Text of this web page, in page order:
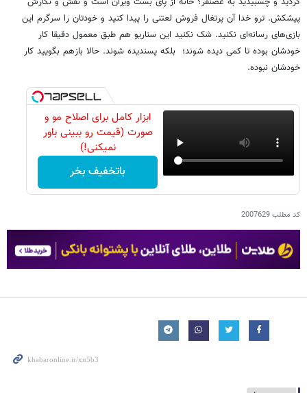
پیشکش. ترو خدا آن پرتغال فروش لعتنی را پیدا کنید و خودتان را سرگرم این
بازی‌های رسانه‌ای نکنید. شک نکنید این سناریو هم طبق معمول دقیقا کار
خودشان بوده تا کمی دیده شوند؛ بلکه پسندیده شوند. حالا بازهم بگویید کار
خودشان نبوده.
ابزار کامل برای اصلاح مو و
صورت (قیمت رو ببینی باور
نمیکنی!)
باتخفیف بخر
کد مطلب2007629